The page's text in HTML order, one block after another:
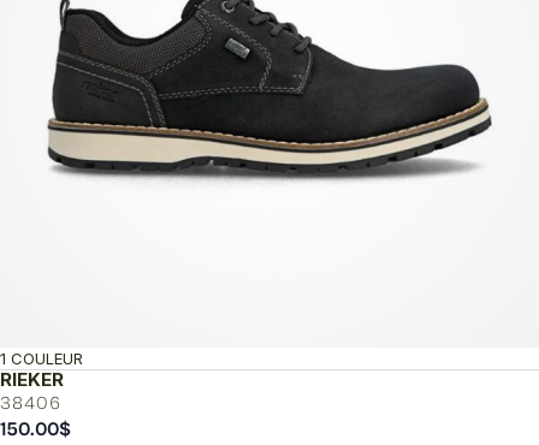
RIEKER
38406
1 COULEUR
150.00$